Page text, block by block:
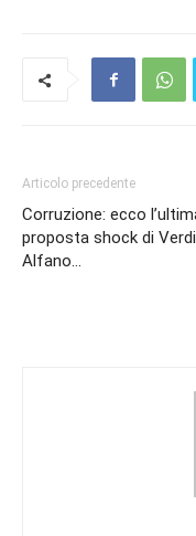
Articolo precedente
Corruzione: ecco
proposta shock di
Alfano…